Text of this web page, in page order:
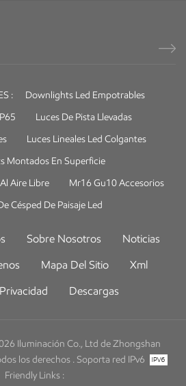
:
Downlights Led Empotrables
Luces De Pista Llevadas
Luces Lineales Led Colgantes
Montados En Superficie
Aire Libre
Mr16 Gu10 Accesorios
Césped De Paisaje Led
Sobre Nosotros
Noticias
Mapa Del Sitio
Xml
Descargas
Iluminación Co., Ltd de Zhongshan
los derechos . Soporta red IPv6
Friendly Links :